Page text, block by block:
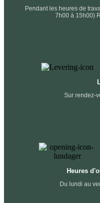
Pendant les heures de
7h00 à 15h00)
Sur rendez-
Heures
Du lundi au